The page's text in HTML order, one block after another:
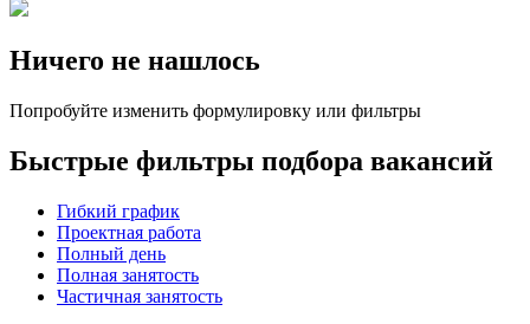
Ничего не нашлось
Попробуйте изменить формулировку или фильтры
Быстрые фильтры подбора вакансий
Гибкий график
Проектная работа
Полный день
Полная занятость
Частичная занятость